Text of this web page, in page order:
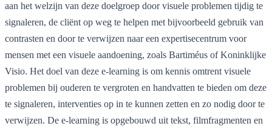
aan het welzijn van deze doelgroep door visuele problemen tijdig te
signaleren, de cliënt op weg te helpen met bijvoorbeeld gebruik van
contrasten en door te verwijzen naar een expertisecentrum voor
mensen met een visuele aandoening, zoals Bartiméus of Koninklijke
Visio. Het doel van deze e-learning is om kennis omtrent visuele
problemen bij ouderen te vergroten en handvatten te bieden om deze
te signaleren, interventies op in te kunnen zetten en zo nodig door te
verwijzen. De e-learning is opgebouwd uit tekst, filmfragmenten en